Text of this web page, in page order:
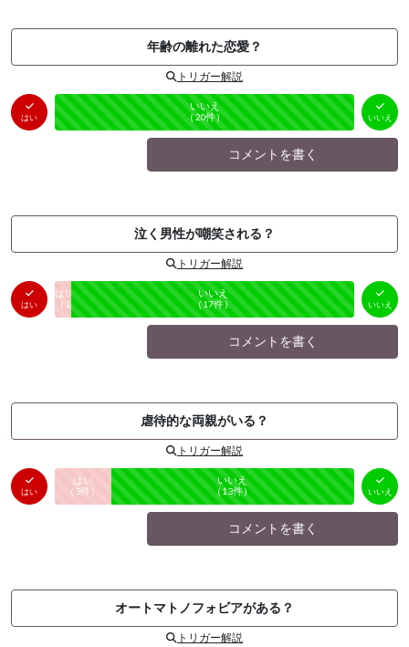
年齢の離れた恋愛？
トリガー解説
はい
はい
（0件）
未投票
いいえ
（20件） いいえ
コメントを書く
泣く男性が嘲笑される？
トリガー解説
はい
はい
（ 1件）
未投票
いいえ
（17件） いいえ
コメントを書く
虐待的な両親がいる？
トリガー解説
はい
はい
（ 3件） 未投票
いいえ
（13件） いいえ
コメントを書く
オートマトノフォビアがある？
トリガー解説